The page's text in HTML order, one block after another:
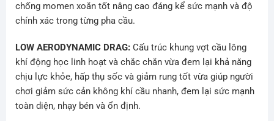
chống momen xoắn tốt nâng cao đáng kể sức mạnh và độ
chính xác trong từng pha cầu.
LOW AERODYNAMIC DRAG: Cấu trúc khung vợt cầu lông
khí động học linh hoạt và chắc chắn vừa đem lại khả năng
chịu lực khỏe, hấp thụ sốc và giảm rung tốt vừa giúp người
chơi giảm sức cản không khí cầu nhanh, đem lại sức mạnh
toàn diện, nhạy bén và ổn định.